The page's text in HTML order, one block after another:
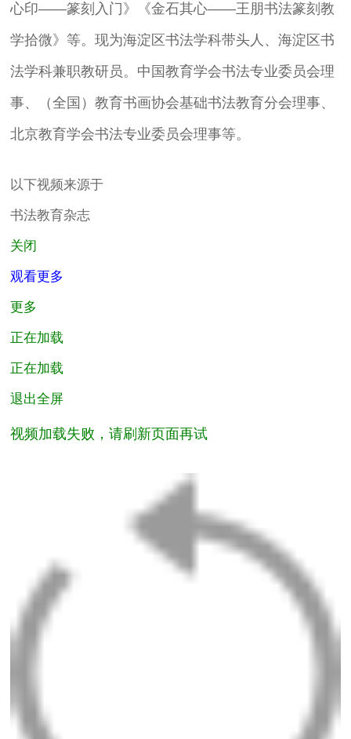
心印——篆刻入门》《金石其心——王朋书法篆刻教
学拾微》等。现为海淀区书法学科带头人、海淀区书
法学科兼职教研员。中国教育学会书法专业委员会理
事、（全国）教育书画协会基础书法教育分会理事、
北京教育学会书法专业委员会理事等。
以下视频来源于
书法教育杂志
关闭
观看更多
更多
正在加载
正在加载
退出全屏
视频加载失败，请刷新页面再试